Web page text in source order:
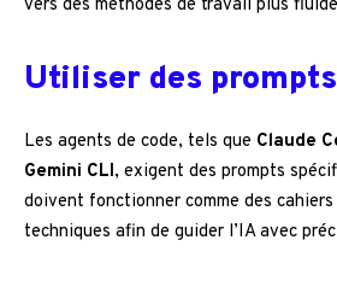
vers des méthodes de travail plus
Utiliser des
Les agents de code, tels que Claude
Gemini CLI, exigent des prompts
doivent fonctionner comme des cahiers
techniques afin de guider l’IA avec